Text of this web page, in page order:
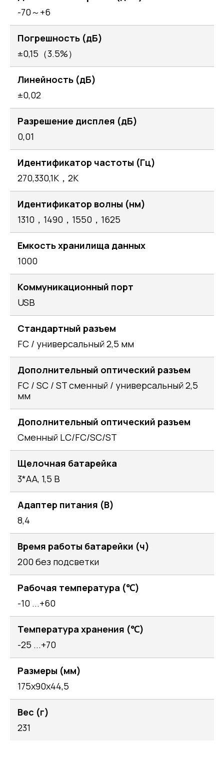
-70～+6
Погрешность (дБ)
±0,15（3.5%）
Линейность (дБ)
±0,02
Разрешение дисплея (дБ)
0,01
Идентификатор частоты (Гц)
270,330,1K，2K
Идентификатор волны (нм)
1310，1490，1550，1625
Емкость хранилища данных
1000
Коммуникационный порт
USB
Стандартный разъем
FC / универсальный 2,5 мм
Дополнительный оптический разъем
FC / SC / ST сменный / универсальный 2,5
мм
Дополнительный оптический разъем
Сменный LC/FC/SC/ST
Щелочная батарейка
3*AA, 1,5 В
Адаптер питания (В)
8,4
Время работы батарейки (ч)
200 без подсветки
Рабочая температура (℃)
-10 ...+60
Температура хранения (℃)
-25 ...+70
Размеры (мм)
175х90х44,5
Вес (г)
231